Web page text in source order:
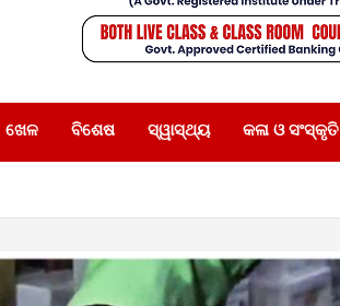
ଖେଳ ବିଶେଷ ସ୍ୱାସ୍ଥ୍ୟ କଳା ଓ ସଂସ୍କୃତି